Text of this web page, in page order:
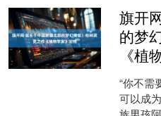
旗开
的梦
《植
“你不需
可以成